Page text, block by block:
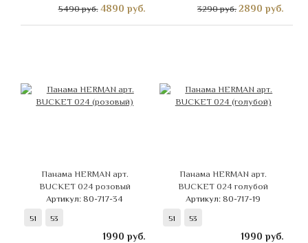
5490 руб. 4890 руб. 3290 руб. 2890 руб.
Панама HERMAN арт.
BUCKET 024 розовый
Артикул: 80-717-34
51 53
1990 руб.
Панама HERMAN арт.
BUCKET 024 голубой
Артикул: 80-717-19
51 53
1990 руб.